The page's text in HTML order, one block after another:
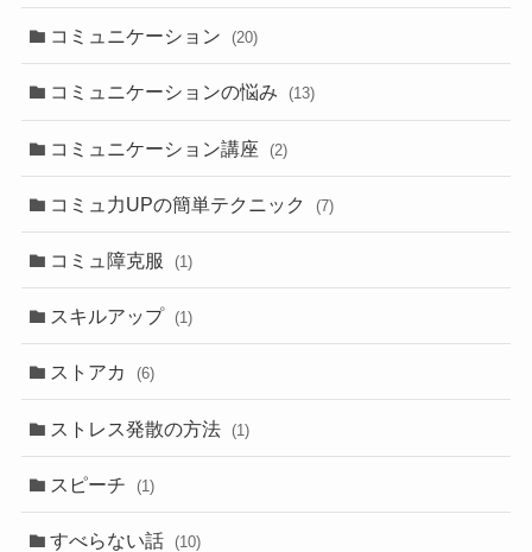
コミュニケーション (20)
コミュニケーションの悩み (13)
コミュニケーション講座 (2)
コミュ力UPの簡単テクニック (7)
コミュ障克服 (1)
スキルアップ (1)
ストアカ (6)
ストレス発散の方法 (1)
スピーチ (1)
すべらない話 (10)